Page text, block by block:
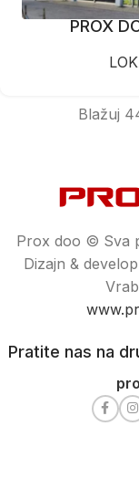
PROX
Blažuj
Prox doo © Sva
Dizajn &
Pratite nas na